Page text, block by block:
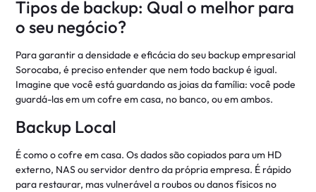
Tipos de backup: Qual o melhor para
o seu negócio?
Para garantir a densidade e eficácia do seu backup empresarial
Sorocaba, é preciso entender que nem todo backup é igual.
Imagine que você está guardando as joias da família: você pode
guardá-las em um cofre em casa, no banco, ou em ambos.
Backup Local
É como o cofre em casa. Os dados são copiados para um HD
externo, NAS ou servidor dentro da própria empresa. É rápido
para restaurar, mas vulnerável a roubos ou danos físicos no